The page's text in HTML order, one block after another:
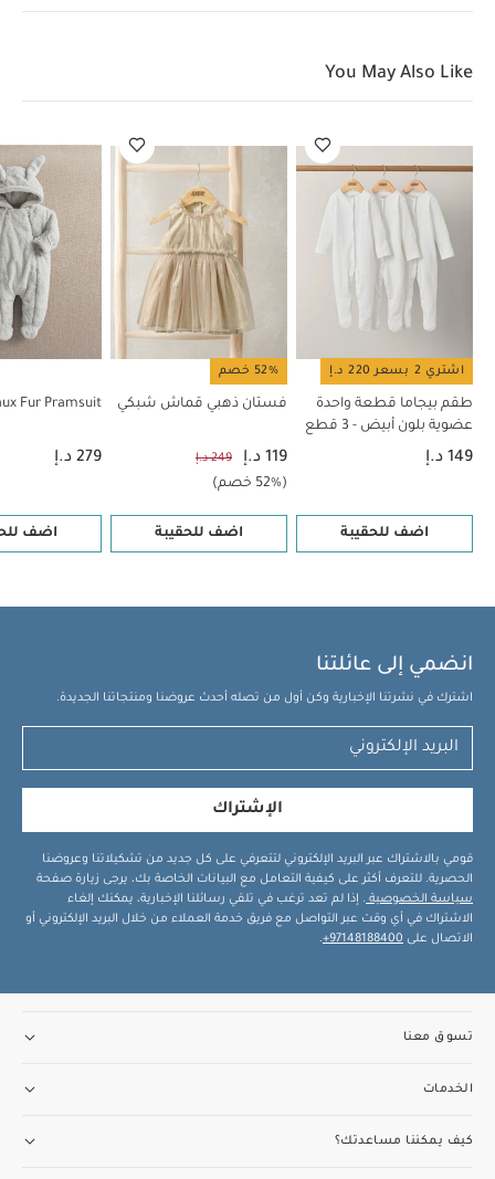
You May Also Like
اشتري 2 بسعر 220 د.إ
طقم بيجاما قطعة واحدة
عضوية بلون أبيض - 3 قطع
149 د.إ
اضف للحقيبة
52% خصم
فستان ذهبي قماش شبكي
119 د.إ 249 د.إ
(52% خصم)
اضف للحقيبة
Fur Pramsuit
279 د.إ
اضف
انضمي إلى عائلتنا
اشترك في نشرتنا الإخبارية وكن أول من تصله أحدث عروضنا ومنتجاتنا الجديدة.
الإشتراك
قومي بالاشتراك عبر البريد الإلكتروني لتتعرفي على كل جديد من تشكيلاتنا وعروضنا
الحصرية. للتعرف أكثر على كيفية التعامل مع البيانات الخاصة بك، يرجى زيارة صفحة
سياسة الخصوصية . إذا لم تعد ترغب في تلقي رسائلنا الإخبارية، يمكنك إلغاء
الاشتراك في أي وقت عبر التواصل مع فريق خدمة العملاء من خلال البريد الإلكتروني أو
الاتصال على 97148188400+
.
تسوق معنا
الخدمات
كيف يمكننا مساعدتك؟